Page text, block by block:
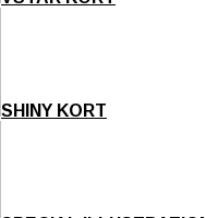
SHINY KORT